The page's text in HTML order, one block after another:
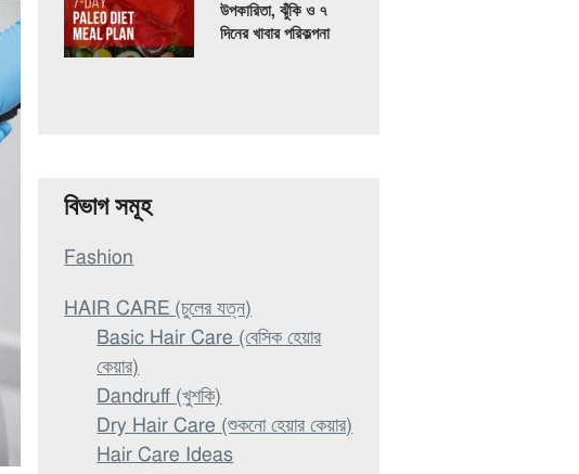
উপকারিতা, ঝুঁকি ও ৭
দিনের খাবার পরিকল্পনা
বিভাগ সমূহ
Fashion
HAIR CARE (চুলের যত্ন)
Basic Hair Care (বেসিক হেয়ার
কেয়ার)
Dandruff (খুশকি)
Dry Hair Care (শুকনো হেয়ার কেয়ার)
Hair Care Ideas